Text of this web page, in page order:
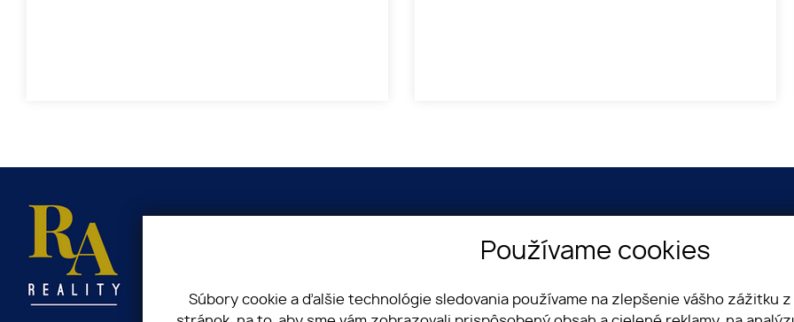
Používame cookies
Súbory cookie a ďalšie technológie sledovania používame na zlepšenie vášho zážitku